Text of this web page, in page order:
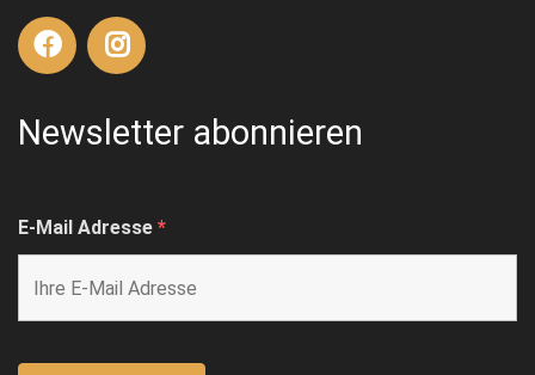
Newsletter abonnieren
E-Mail Adresse *